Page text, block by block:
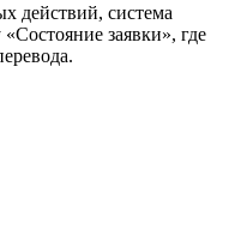
действий, система
заявки», где